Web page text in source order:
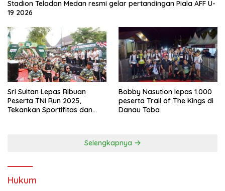
Stadion Teladan Medan resmi gelar pertandingan Piala AFF U-
19 2026
Sri Sultan Lepas Ribuan
Peserta TNI Run 2025,
Tekankan Sportifitas dan
Bobby Nasution lepas 1.000
peserta Trail of The Kings di
Danau Toba
Selengkapnya
Hukum